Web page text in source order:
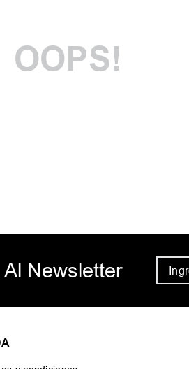
OOPS!
Newsletter